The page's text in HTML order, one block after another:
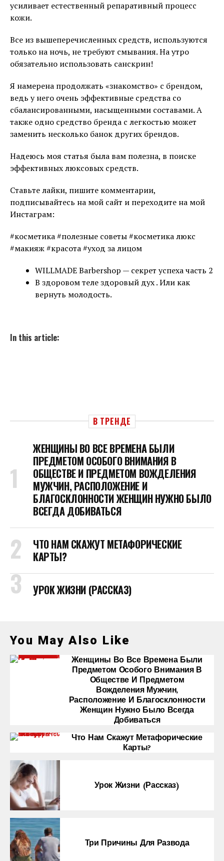
усиливает естественный репаративный процесс
кожи.
Все из вышеперечисленных средств, используются
только на ночь, не требуют смывания. На утро
обязательно использовать санскрин!
Я намерена продолжать «знакомство» с брендом,
ведь у него очень эффективные средства со
сбалансированными, насыщенными составами. А
также одно средство бренда с легкостью может
заменить несколько банок других брендов.
Надеюсь моя статья была вам полезна, в поиске
эффективных люксовых средств.
Ставьте лайки, пишите комментарии,
подписывайтесь на мой сайт и переходите на мой
Инстаграм:
#косметика #полезные советы #косметика люкс
#макияж #красота #уход за лицом
WILLMADE Barbershop — секрет успеха часть 2
В здоровом теле здоровый дух . Или как
вернуть молодость.
In this article:
В ТРЕНДЕ
ЖЕНЩИНЫ ВО ВСЕ ВРЕМЕНА БЫЛИ
ПРЕДМЕТОМ ОСОБОГО ВНИМАНИЯ В
ОБЩЕСТВЕ И ПРЕДМЕТОМ ВОЖДЕЛЕНИЯ
МУЖЧИН, РАСПОЛОЖЕНИЕ И
БЛАГОСКЛОННОСТИ ЖЕНЩИН НУЖНО БЫЛО
ВСЕГДА ДОБИВАТЬСЯ
ЧТО НАМ СКАЖУТ МЕТАФОРИЧЕСКИЕ
КАРТЫ?
УРОК ЖИЗНИ (РАССКАЗ)
You May Also Like
Женщины Во Все Времена Были
Предметом Особого Внимания В
Обществе И Предметом
Вожделения Мужчин,
Расположение И Благосклонности
Женщин Нужно Было Всегда
Добиваться
Что Нам Скажут Метафорические
Карты?
Урок Жизни (рассказ)
Три Причины Для Развода